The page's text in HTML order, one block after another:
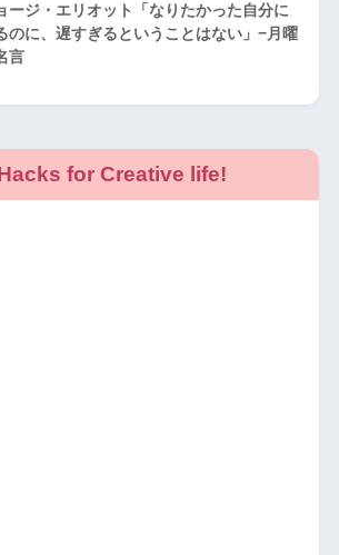
ージ・エリオット「なりたかった自分に
のに、遅すぎるということはない」−月曜
言
for Creative life!